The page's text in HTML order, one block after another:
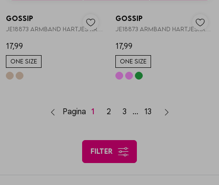
1/2
Gossip
17,99
ONE SIZE
1/2
Gossip
17,99
ONE SIZE
Pagina 1 2 3 13
filter